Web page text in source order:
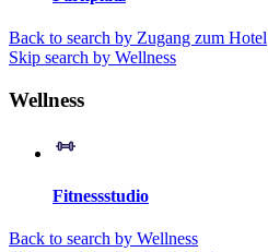
Back to search by Zugang zum Hotel
Skip search by Wellness
Wellness
Fitnessstudio
Back to search by Wellness